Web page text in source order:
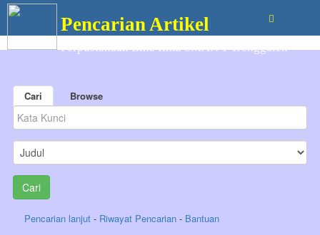
Pencarian Artikel
Perpustakaan Bina Ilmu SMAN 1 Trenggalek
Cari Browse
Pencarian lanjut - Riwayat Pencarian - Bantuan